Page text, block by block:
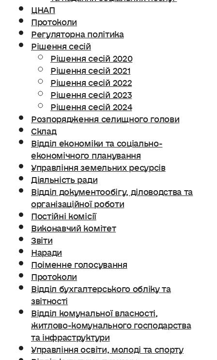
ЦНАП
Протоколи
Регуляторна політика
Рішення сесій
Рішення сесій 2020
Рішення сесій 2021
Рішення сесій 2022
Рішення сесій 2023
Рішення сесій 2024
Розпорядження селищного голови
Склад
Відділ економіки та соціально-
економічного планування
Управління земельних ресурсів
Діяльність ради
Відділ документообігу, діловодства та
організаційної роботи
Постійні комісії
Виконавчий комітет
Звіти
Наради
Поіменне голосування
Протоколи
Відділ бухгалтерського обліку та
звітності
Відділ комунальної власності,
житлово-комунального господарства
та інфраструктури
Управління освіти, молоді та спорту